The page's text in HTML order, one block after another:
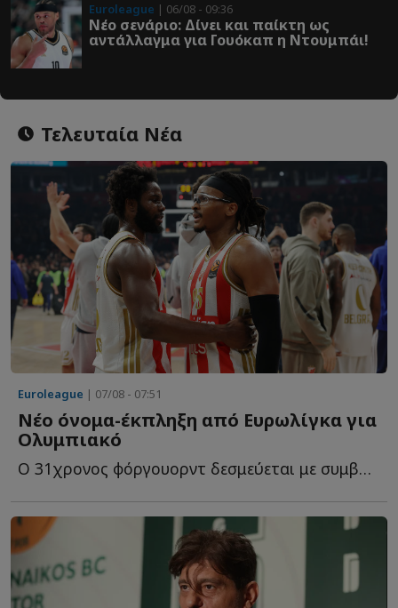
Euroleague | 06/08 - 09:36
Νέο σενάριο: Δίνει και παίκτη ως
αντάλλαγμα για Γουόκαπ η Ντουμπάι!
Τελευταία Νέα
Euroleague | 07/08 - 07:51
Νέο όνομα-έκπληξη από Ευρωλίγκα για
Ολυμπιακό
O 31χρονος φόργουορντ δεσμεύεται με συμβόλαιο για ακόμη έ...